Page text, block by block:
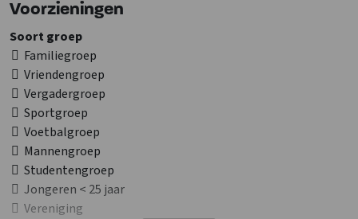
Voorzieningen
Soort groep
Familiegroep
Vriendengroep
Vergadergroep
Sportgroep
Voetbalgroep
Mannengroep
Studentengroep
Jongeren < 25 jaar
Vereniging